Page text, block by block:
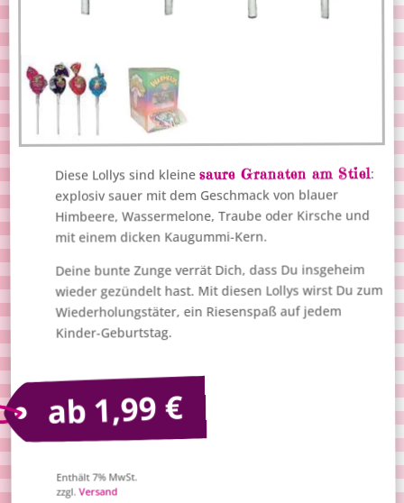
Diese Lollys sind kleinesaure Granaten am Stiel:
explosiv sauer mit dem Geschmack von blauer
Himbeere, Wassermelone, Traube oder Kirsche und
mit einem dicken Kaugummi-Kern.
Deine bunte Zunge verrät Dich, dass Du insgeheim
wieder gezündelt hast. Mit diesen Lollys wirst Du zum
Wiederholungstäter, ein Riesenspaß auf jedem
Kinder-Geburtstag.
ab1,99€
Enthält 7% MwSt.
zzgl.Versand